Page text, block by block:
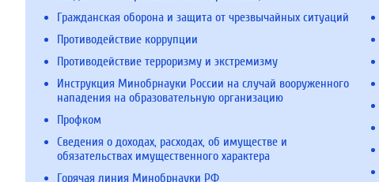
Гражданская оборона и защита от чрезвычайных ситуаций
Противодействие коррупции
Противодействие терроризму и экстремизму
Инструкция Минобрнауки России на случай вооруженного
нападения на образовательную организацию
Профком
Сведения о доходах, расходах, об имуществе и
обязательствах имущественного характера
Горячая линия Минобрнауки РФ